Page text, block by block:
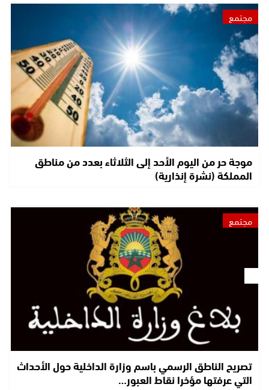
مجتمع
موجة حر من اليوم الأحد إلى الثلاثاء بعدد من مناطق
المملكة (نشرة إنذارية)
مجتمع
تصريح الناطق الرسمي باسم وزارة الداخلية حول الأحداث
التي عرفتها مؤخرا نقاط العبور…